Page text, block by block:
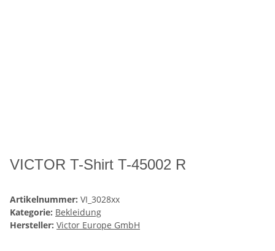
VICTOR T-Shirt T-45002 R
Artikelnummer: VI_3028xx
Kategorie: Bekleidung
Hersteller: Victor Europe GmbH